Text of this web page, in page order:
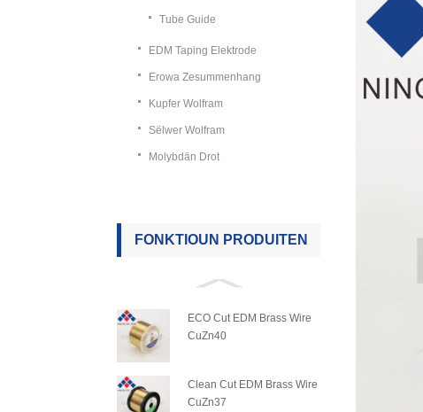
Tube Guide
EDM Taping Elektrode
Erowa Zesummenhang
Kupfer Wolfram
Sëlwer Wolfram
Molybdän Drot
FONKTIOUN PRODUITEN
ECO Cut EDM Brass Wire
CuZn40
Clean Cut EDM Brass Wire
CuZn37